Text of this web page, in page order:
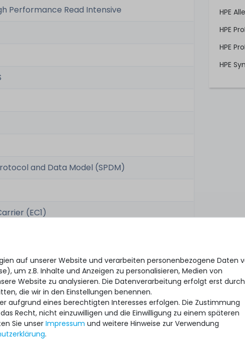
Performance Read Intensive
and Data Model (SPDM)
(EC1)
HPE
HPE
HPE
HPE
auf unserer Website und verarbeiten personenbezogene Daten
um z.B. Inhalte und Anzeigen zu personalisieren, Medien von
Website zu analysieren. Die Datenverarbeitung erfolgt erst durch
die wir in den Einstellungen benennen.
aufgrund eines berechtigten Interesses erfolgen. Die Zustimmung
Recht, nicht einzuwilligen und die Einwilligung zu einem späteren
Sie unser Impressum und weitere Hinweise zur Verwendung
.